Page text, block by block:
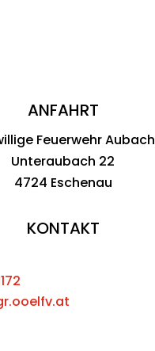
ANFAHRT
Feuerwehr Aubach
Unteraubach 22
4724 Eschenau
KONTAKT